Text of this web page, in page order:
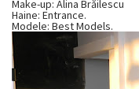
Make-up: Alina Brăilescu
Haine: Entrance.
Modele: Best Models.